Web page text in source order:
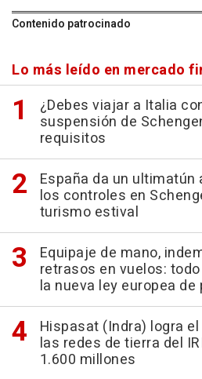
Contenido patrocinado
Lo más leído en mercado
¿Debes viajar a Italia
suspensión de
requisitos
España da un
los controles en
turismo estival
Equipaje de mano,
retrasos en vuelos:
la nueva ley europea
Hispasat (Indra) logra
las redes de tierra del
1.600 millones